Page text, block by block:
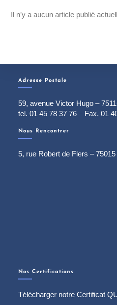
Il n’y a aucun article publié
Adresse Postale
59, avenue Victor Hugo –
tel. 01 45 78 37 76 – Fax. 01
Nous Rencontrer
5, rue Robert de Flers –
Nos Certifications
Télécharger notre Certificat